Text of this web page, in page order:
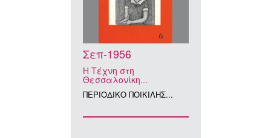
Σεπ-1956
Η Τέχνη στη
Θεσσαλονίκη...
ΠΕΡΙΟΔΙΚΟ ΠΟΙΚΙΛΗΣ...